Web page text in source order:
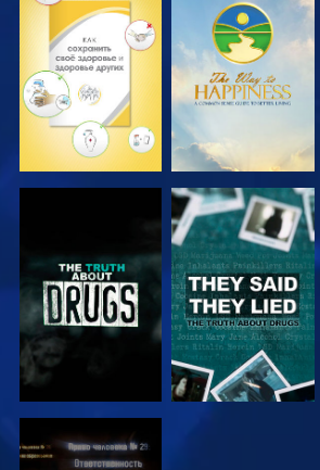
СМОТРЕТЬ СМОТРЕТЬ
СМОТРЕТЬ